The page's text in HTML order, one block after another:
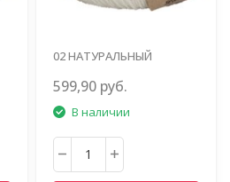
02 НАТУРАЛЬНЫЙ
599,90 руб.
В наличии